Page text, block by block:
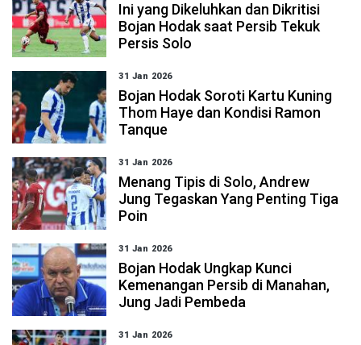
Ini yang Dikeluhkan dan Dikritisi
Bojan Hodak saat Persib Tekuk
Persis Solo
31 Jan 2026
Bojan Hodak Soroti Kartu Kuning
Thom Haye dan Kondisi Ramon
Tanque
31 Jan 2026
Menang Tipis di Solo, Andrew
Jung Tegaskan Yang Penting Tiga
Poin
31 Jan 2026
Bojan Hodak Ungkap Kunci
Kemenangan Persib di Manahan,
Jung Jadi Pembeda
31 Jan 2026